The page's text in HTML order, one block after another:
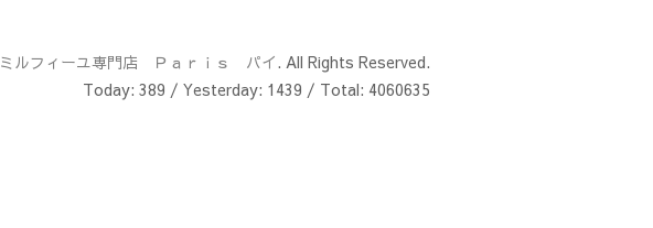
ミルフィーユ専門店 Ｐａｒｉｓ パイ. All Rights Reserved.
Today: 389 / Yesterday: 1439 / Total: 4060635